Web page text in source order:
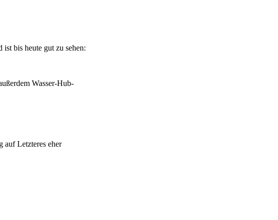
bis heute gut zu sehen:
Wasser-Hub-
auf Letzteres eher